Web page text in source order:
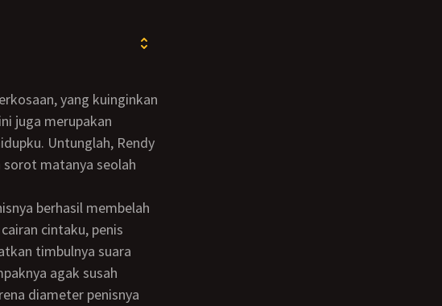
juga merupakan
Untunglah, Rendy
matanya seolah
cintaku, penis
timbulnya suara
agak susah
diameter penisnya